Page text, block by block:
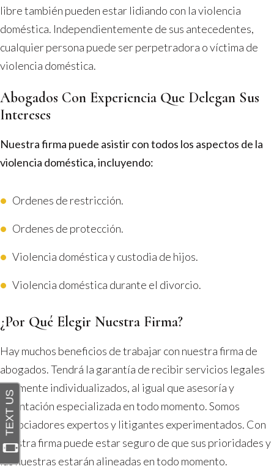
libre también pueden estar lidiando con la violencia
doméstica. Independientemente de sus antecedentes,
cualquier persona puede ser perpetradora o víctima de
violencia doméstica.
Abogados Con Experiencia Que Delegan Sus
Intereses
Nuestra firma puede asistir con todos los aspectos de la
violencia doméstica, incluyendo:
Ordenes de restricción.
Ordenes de protección.
Violencia doméstica y custodia de hijos.
Violencia doméstica durante el divorcio.
¿Por Qué Elegir Nuestra Firma?
Hay muchos beneficios de trabajar con nuestra firma de
abogados. Tendrá la garantía de recibir servicios legales
altamente individualizados, al igual que asesoría y
orientación especializada en todo momento. Somos
negociadores expertos y litigantes experimentados. Con
nuestra firma puede estar seguro de que sus prioridades y
las nuestras estarán alineadas en todo momento.